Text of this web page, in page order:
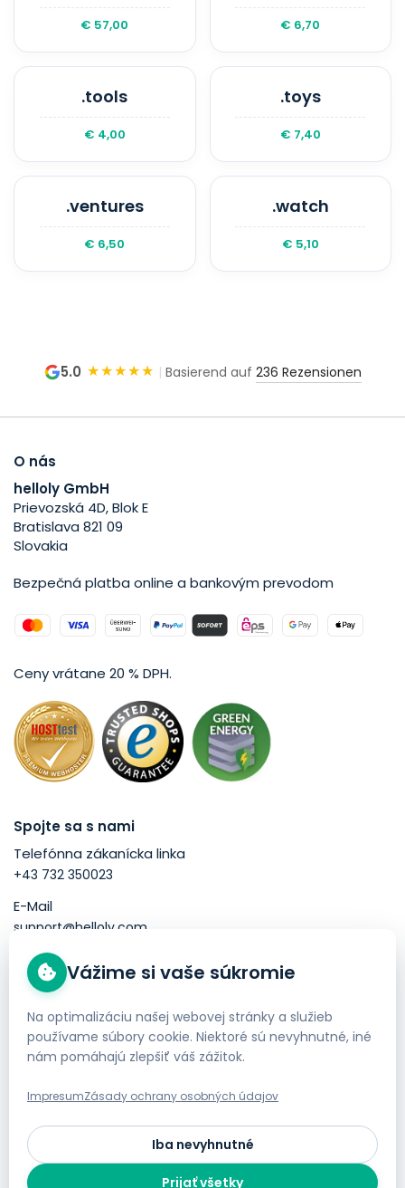
€ 57,00 € 6,70
.tools
€ 4,00
.toys
€ 7,40
.ventures
€ 6,50
.watch
€ 5,10
5.0 ★★★★★ | Basierend auf 236 Rezensionen
O nás
helloly GmbH
Prievozská 4D, Blok E
Bratislava 821 09
Slovakia
Bezpečná platba online a bankovým prevodom
Ceny vrátane 20 % DPH.
Spojte sa s nami
Telefónna zákanícka linka
+43 732 350023
E-Mail
support@helloly.com
Dobré vedieť
Kúpiť doménu
Objednať Webhosting
Ochrana súkromia
Bezplatné presunutie webových stránok
Vážime si vaše súkromie
Na optimalizáciu našej webovej stránky a služieb
používame súbory cookie. Niektoré sú nevyhnutné, iné
nám pomáhajú zlepšiť váš zážitok.
ImpresumZásady ochrany osobných údajov
Iba nevyhnutné
Prijať všetky